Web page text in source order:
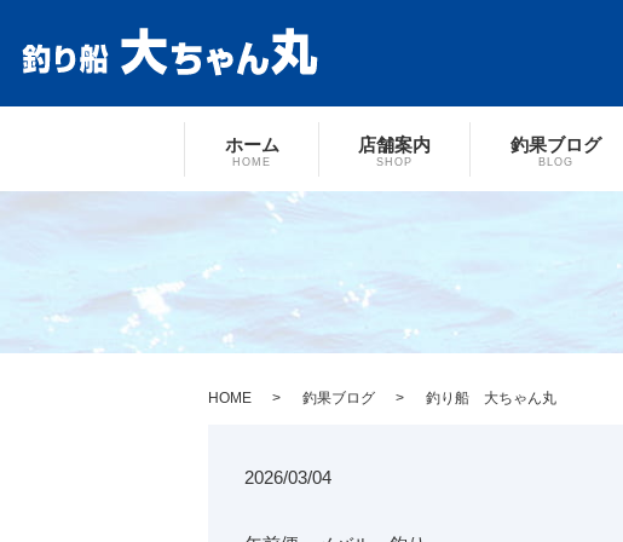
ホーム
HOME
店舗案内
SHOP
釣果ブログ
BLOG
HOME 釣果ブログ 釣り船 大ちゃん丸
2026/03/04